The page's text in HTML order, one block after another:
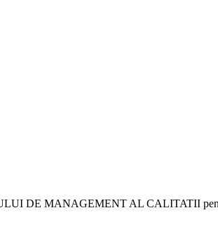
DE MANAGEMENT AL CALITATII